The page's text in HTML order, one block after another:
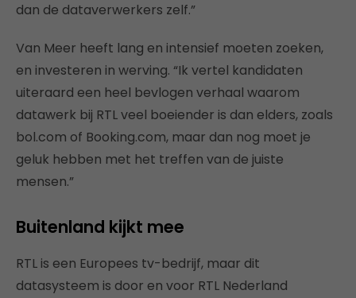
dan de dataverwerkers zelf.”
Van Meer heeft lang en intensief moeten zoeken,
en investeren in werving. “Ik vertel kandidaten
uiteraard een heel bevlogen verhaal waarom
datawerk bij RTL veel boeiender is dan elders, zoals
bol.com of Booking.com, maar dan nog moet je
geluk hebben met het treffen van de juiste
mensen.”
Buitenland kijkt mee
RTL is een Europees tv-bedrijf, maar dit
datasysteem is door en voor RTL Nederland